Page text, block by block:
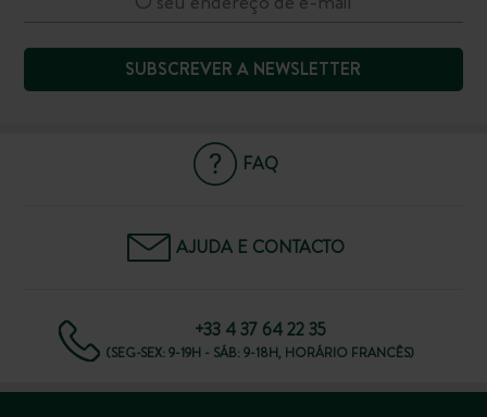
SUBSCREVER A NEWSLETTER
FAQ
AJUDA E CONTACTO
+33 4 37 64 22 35
(SEG-SEX: 9-19H - SÁB: 9-18H, HORÁRIO FRANCÊS)